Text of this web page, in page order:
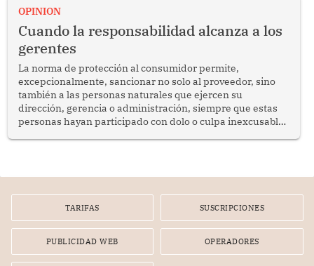
enfrenta desafíos en materia de desarrollo, cohesión
OPINION
Cuando la responsabilidad alcanza a los
gerentes
La norma de protección al consumidor permite,
excepcionalmente, sancionar no solo al proveedor, sino
también a las personas naturales que ejercen su
dirección, gerencia o administración, siempre que estas
personas hayan participado con dolo o culpa inexcusable
por la frustrada realización de un meet and greet con
TARIFAS SUSCRIPCIONES
PUBLICIDAD WEB OPERADORES